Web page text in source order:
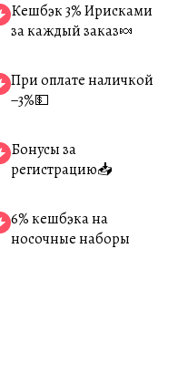
Кешбэк 3% Ирисками
за каждый заказ🍬
При оплате наличкой
−3%💵
Бонусы за
регистрацию📥
6% кешбэка на
носочные наборы